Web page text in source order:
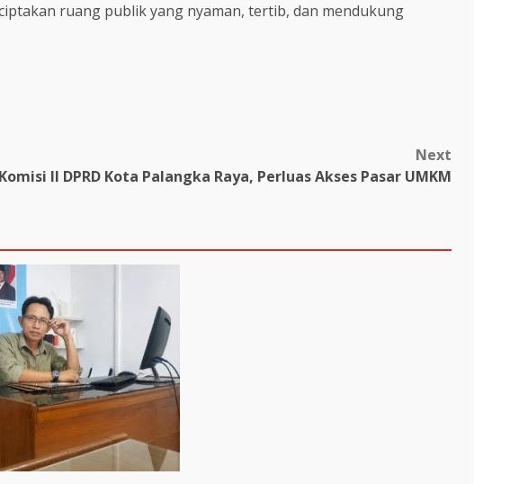
ruang publik yang nyaman, tertib, dan mendukung
Next
II DPRD Kota Palangka Raya, Perluas Akses Pasar UMKM